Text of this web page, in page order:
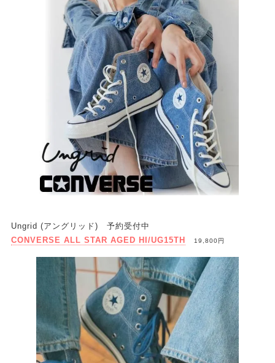
Ungrid (アングリッド) 予約受付中
CONVERSE ALL STAR AGED HI/UG15TH
19,800円